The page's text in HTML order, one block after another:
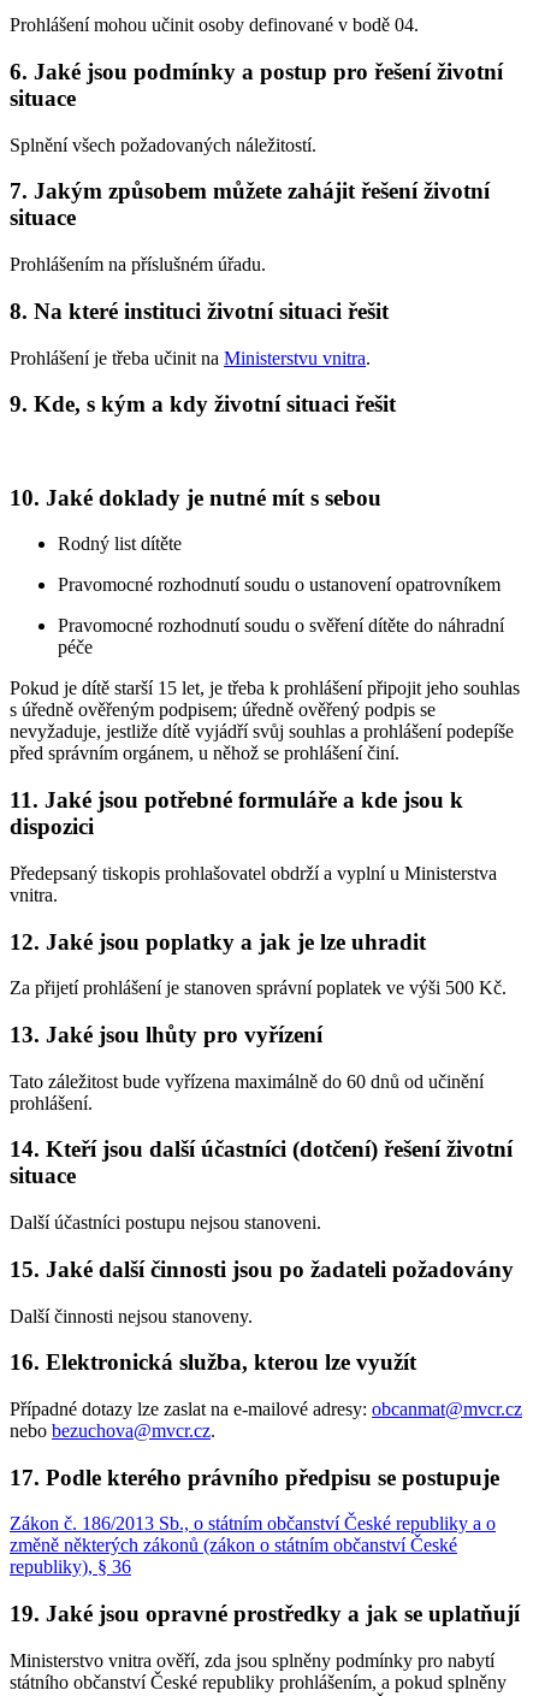
Prohlášení mohou učinit osoby definované v bodě 04.
6. Jaké jsou podmínky a postup pro řešení životní
situace
Splnění všech požadovaných náležitostí.
7. Jakým způsobem můžete zahájit řešení životní
situace
Prohlášením na příslušném úřadu.
8. Na které instituci životní situaci řešit
Prohlášení je třeba učinit na Ministerstvu vnitra.
9. Kde, s kým a kdy životní situaci řešit
10. Jaké doklady je nutné mít s sebou
Rodný list dítěte
Pravomocné rozhodnutí soudu o ustanovení opatrovníkem
Pravomocné rozhodnutí soudu o svěření dítěte do náhradní
péče
Pokud je dítě starší 15 let, je třeba k prohlášení připojit jeho souhlas
s úředně ověřeným podpisem; úředně ověřený podpis se
nevyžaduje, jestliže dítě vyjádří svůj souhlas a prohlášení podepíše
před správním orgánem, u něhož se prohlášení činí.
11. Jaké jsou potřebné formuláře a kde jsou k
dispozici
Předepsaný tiskopis prohlašovatel obdrží a vyplní u Ministerstva
vnitra.
12. Jaké jsou poplatky a jak je lze uhradit
Za přijetí prohlášení je stanoven správní poplatek ve výši 500 Kč.
13. Jaké jsou lhůty pro vyřízení
Tato záležitost bude vyřízena maximálně do 60 dnů od učinění
prohlášení.
14. Kteří jsou další účastníci (dotčení) řešení životní
situace
Další účastníci postupu nejsou stanoveni.
15. Jaké další činnosti jsou po žadateli požadovány
Další činnosti nejsou stanoveny.
16. Elektronická služba, kterou lze využít
Případné dotazy lze zaslat na e-mailové adresy: obcanmat@mvcr.cz
nebo bezuchova@mvcr.cz.
17. Podle kterého právního předpisu se postupuje
Zákon č. 186/2013 Sb., o státním občanství České republiky a o
změně některých zákonů (zákon o státním občanství České
republiky), § 36
19. Jaké jsou opravné prostředky a jak se uplatňují
Ministerstvo vnitra ověří, zda jsou splněny podmínky pro nabytí
státního občanství České republiky prohlášením, a pokud splněny